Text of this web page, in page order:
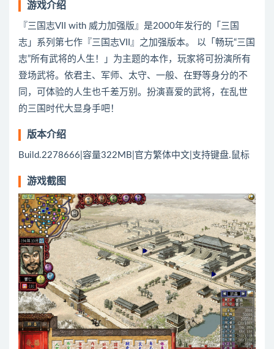
游戏介绍
『三国志VII with 威力加强版』是2000年发行的「三国
志」系列第七作『三国志VII』之加强版本。 以「畅玩“三国
志”所有武将的人生！」为主题的本作，玩家将可扮演所有
登场武将。依君主、军师、太守、一般、在野等身分的不
同，可体验的人生也千差万别。扮演喜爱的武将，在乱世
的三国时代大显身手吧！
版本介绍
Build.2278666|容量322MB|官方繁体中文|支持键盘.鼠标
游戏截图